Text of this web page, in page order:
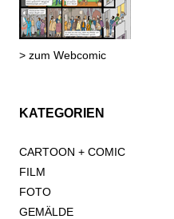
> zum Webcomic
KATEGORIEN
CARTOON + COMIC
FILM
FOTO
GEMÄLDE